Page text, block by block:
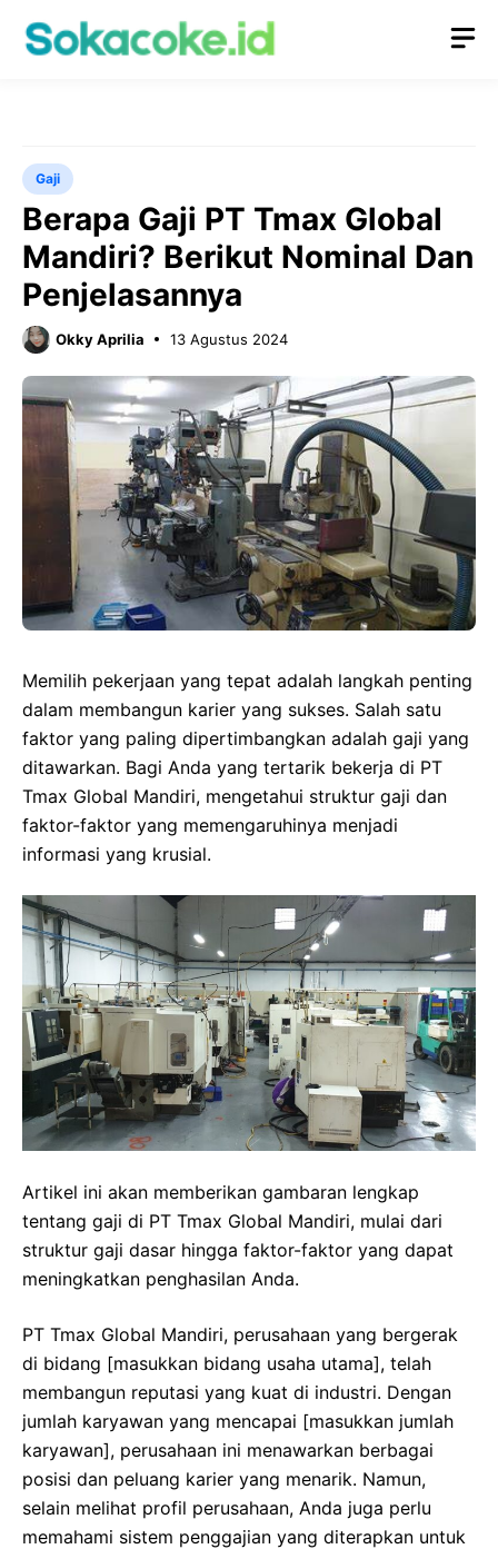
Gaji
Berapa Gaji PT Tmax Global
Mandiri? Berikut Nominal Dan
Penjelasannya
Okky Aprilia 13 Agustus 2024
Memilih pekerjaan yang tepat adalah langkah penting
dalam membangun karier yang sukses. Salah satu
faktor yang paling dipertimbangkan adalah gaji yang
ditawarkan. Bagi Anda yang tertarik bekerja di PT
Tmax Global Mandiri, mengetahui struktur gaji dan
faktor-faktor yang memengaruhinya menjadi
informasi yang krusial.
Artikel ini akan memberikan gambaran lengkap
tentang gaji di PT Tmax Global Mandiri, mulai dari
struktur gaji dasar hingga faktor-faktor yang dapat
meningkatkan penghasilan Anda.
PT Tmax Global Mandiri, perusahaan yang bergerak
di bidang [masukkan bidang usaha utama], telah
membangun reputasi yang kuat di industri. Dengan
jumlah karyawan yang mencapai [masukkan jumlah
karyawan], perusahaan ini menawarkan berbagai
posisi dan peluang karier yang menarik. Namun,
selain melihat profil perusahaan, Anda juga perlu
memahami sistem penggajian yang diterapkan untuk